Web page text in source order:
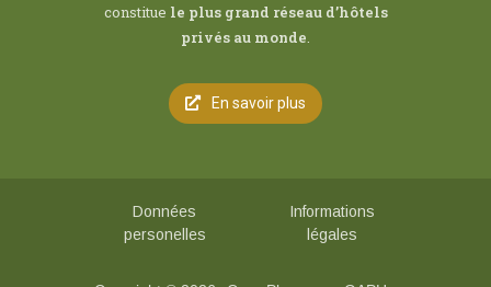
constitue le plus grand réseau d’hôtels
privés au monde.
En savoir plus
Données
personelles
Informations
légales